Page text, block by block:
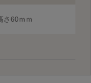
60ｍｍ